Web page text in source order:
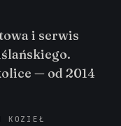
i serwis
— od 2014
KOZIEŁ